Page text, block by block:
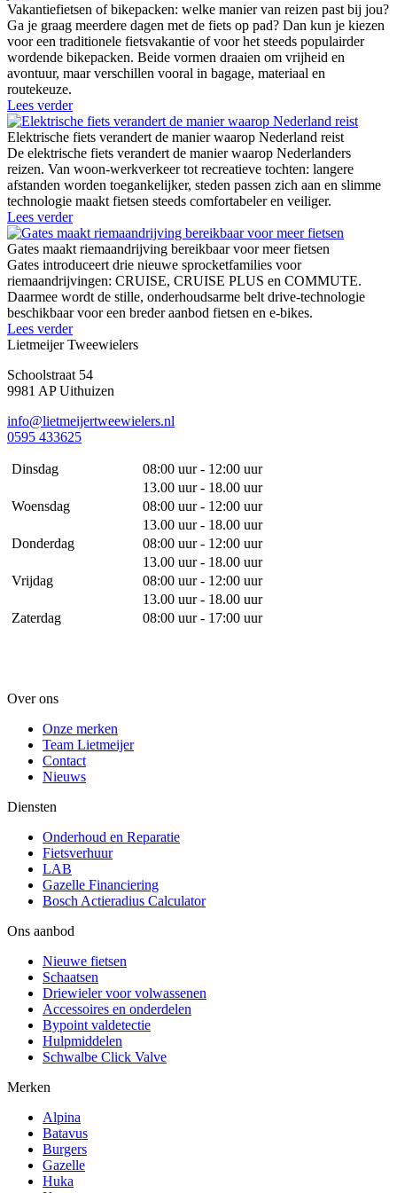
Vakantiefietsen of bikepacken: welke manier van reizen past bij jou?
Ga je graag meerdere dagen met de fiets op pad? Dan kun je kiezen
voor een traditionele fietsvakantie of voor het steeds populairder
wordende bikepacken. Beide vormen draaien om vrijheid en
avontuur, maar verschillen vooral in bagage, materiaal en
routekeuze.
Lees verder
Elektrische fiets verandert de manier waarop Nederland reist
De elektrische fiets verandert de manier waarop Nederlanders
reizen. Van woon-werkverkeer tot recreatieve tochten: langere
afstanden worden toegankelijker, steden passen zich aan en slimme
technologie maakt fietsen steeds comfortabeler en veiliger.
Lees verder
Gates maakt riemaandrijving bereikbaar voor meer fietsen
Gates introduceert drie nieuwe sprocketfamilies voor
riemaandrijvingen: CRUISE, CRUISE PLUS en COMMUTE.
Daarmee wordt de stille, onderhoudsarme belt drive-technologie
beschikbaar voor een breder aanbod fietsen en e-bikes.
Lees verder
Lietmeijer Tweewielers
Schoolstraat 54
9981 AP Uithuizen
info@lietmeijertweewielers.nl
0595 433625
Dinsdag
08:00 uur - 12:00 uur
13.00 uur - 18.00 uur
Woensdag
08:00 uur - 12:00 uur
13.00 uur - 18.00 uur
Donderdag
08:00 uur - 12:00 uur
13.00 uur - 18.00 uur
Vrijdag
08:00 uur - 12:00 uur
13.00 uur - 18.00 uur
Zaterdag
08:00 uur - 17:00 uur
Over ons
Onze merken
Team Lietmeijer
Contact
Nieuws
Diensten
Onderhoud en Reparatie
Fietsverhuur
LAB
Gazelle Financiering
Bosch Actieradius Calculator
Ons aanbod
Nieuwe fietsen
Schaatsen
Driewieler voor volwassenen
Accessoires en onderdelen
Bypoint valdetectie
Hulpmiddelen
Schwalbe Click Valve
Merken
Alpina
Batavus
Burgers
Gazelle
Huka